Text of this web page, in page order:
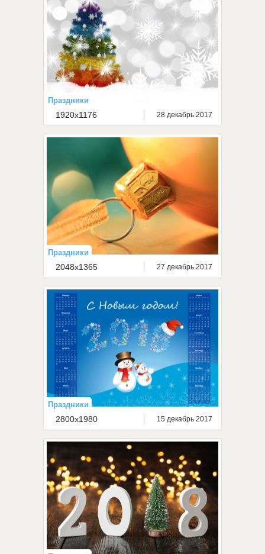
Праздники
1920x1176 28 декабрь 2017
Праздники
2048x1365 27 декабрь 2017
Праздники
2800x1980 15 декабрь 2017